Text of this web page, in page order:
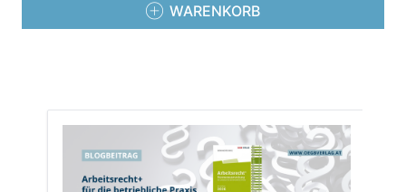
WARENKORB